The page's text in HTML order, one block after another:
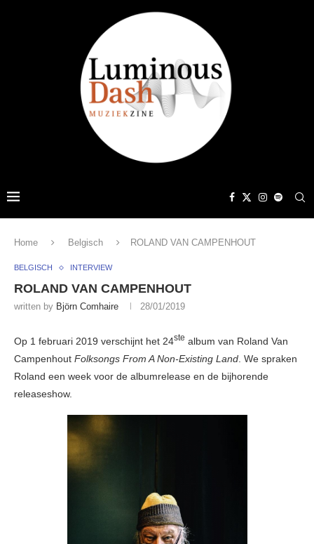
Home Belgisch ROLAND VAN CAMPENHOUT
BELGISCH INTERVIEW
ROLAND VAN CAMPENHOUT
written by Björn Comhaire 28/01/2019
Op 1 februari 2019 verschijnt het 24ste album van Roland Van
Campenhout Folksongs From A Non-Existing Land . We spraken
Roland een week voor de albumrelease en de bijhorende
releaseshow.